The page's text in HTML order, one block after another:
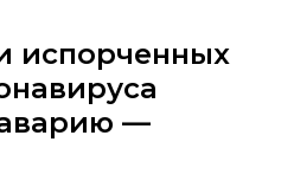
испорченных
—